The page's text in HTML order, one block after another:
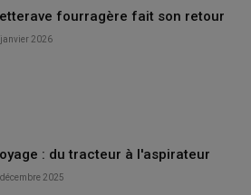
fourragère fait son retour
2026
: du tracteur à l'aspirateur
2025